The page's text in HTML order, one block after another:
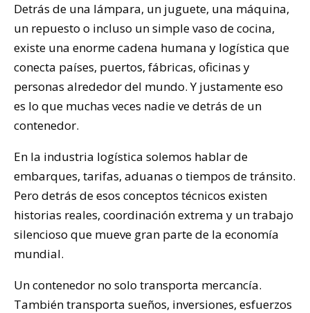
Detrás de una lámpara, un juguete, una máquina,
un repuesto o incluso un simple vaso de cocina,
existe una enorme cadena humana y logística que
conecta países, puertos, fábricas, oficinas y
personas alrededor del mundo. Y justamente eso
es lo que muchas veces nadie ve detrás de un
contenedor.
En la industria logística solemos hablar de
embarques, tarifas, aduanas o tiempos de tránsito.
Pero detrás de esos conceptos técnicos existen
historias reales, coordinación extrema y un trabajo
silencioso que mueve gran parte de la economía
mundial.
Un contenedor no solo transporta mercancía.
También transporta sueños, inversiones, esfuerzos